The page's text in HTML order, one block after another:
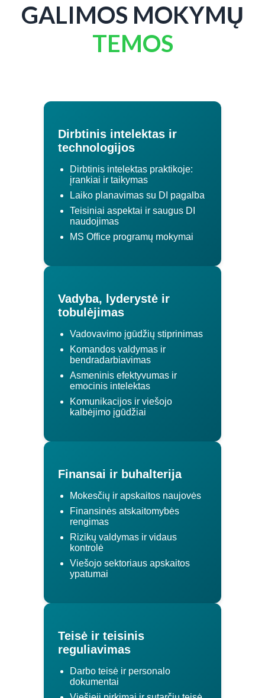
GALIMOS MOKYMŲ
TEMOS
Dirbtinis intelektas ir
technologijos
Dirbtinis intelektas praktikoje:
įrankiai ir taikymas
Laiko planavimas su DI pagalba
Teisiniai aspektai ir saugus DI
naudojimas
MS Office programų mokymai
Vadyba, lyderystė ir
tobulėjimas
Vadovavimo įgūdžių stiprinimas
Komandos valdymas ir
bendradarbiavimas
Asmeninis efektyvumas ir
emocinis intelektas
Komunikacijos ir viešojo
kalbėjimo įgūdžiai
Finansai ir buhalterija
Mokesčių ir apskaitos naujovės
Finansinės atskaitomybės
rengimas
Rizikų valdymas ir vidaus
kontrolė
Viešojo sektoriaus apskaitos
ypatumai
Teisė ir teisinis
reguliavimas
Darbo teisė ir personalo
dokumentai